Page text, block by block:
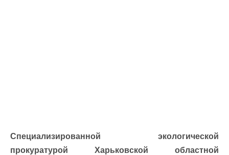
Специализированной экологической
прокуратурой Харьковской областной